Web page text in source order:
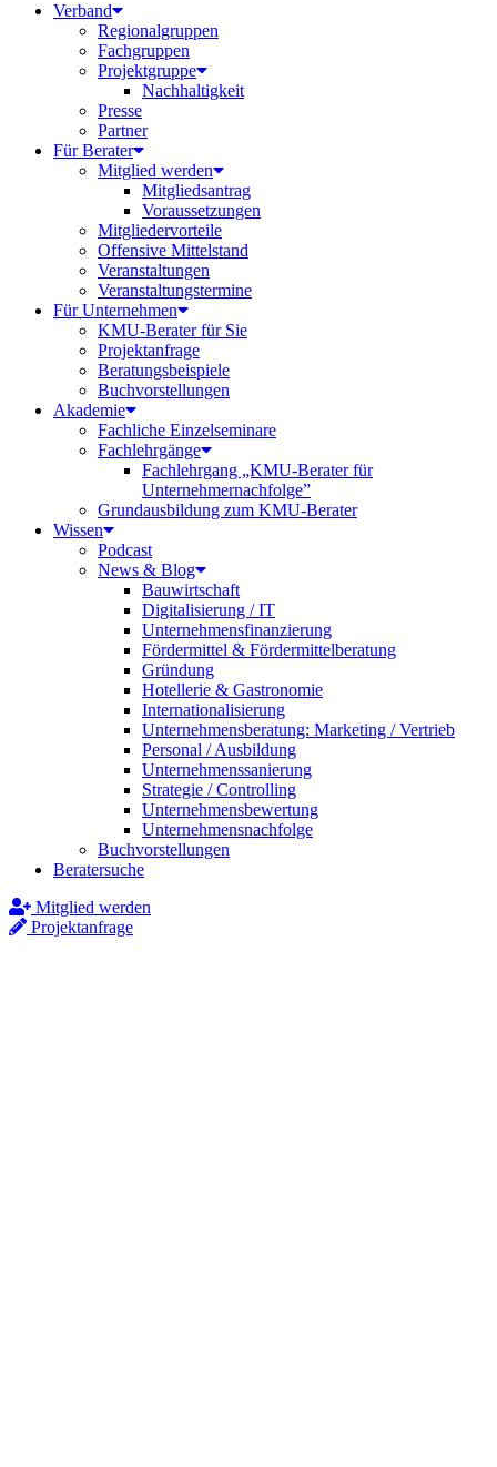
Verband
Regionalgruppen
Fachgruppen
Projektgruppe
Nachhaltigkeit
Presse
Partner
Für Berater
Mitglied werden
Mitgliedsantrag
Voraussetzungen
Mitgliedervorteile
Offensive Mittelstand
Veranstaltungen
Veranstaltungstermine
Für Unternehmen
KMU-Berater für Sie
Projektanfrage
Beratungsbeispiele
Buchvorstellungen
Akademie
Fachliche Einzelseminare
Fachlehrgänge
Fachlehrgang „KMU-Berater für
Unternehmernachfolge”
Grundausbildung zum KMU-Berater
Wissen
Podcast
News & Blog
Bauwirtschaft
Digitalisierung / IT
Unternehmensfinanzierung
Fördermittel & Fördermittelberatung
Gründung
Hotellerie & Gastronomie
Internationalisierung
Unternehmensberatung: Marketing / Vertrieb
Personal / Ausbildung
Unternehmenssanierung
Strategie / Controlling
Unternehmensbewertung
Unternehmensnachfolge
Buchvorstellungen
Beratersuche
Mitglied werden
Projektanfrage